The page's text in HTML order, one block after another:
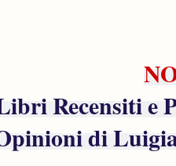
Recensiti e
di